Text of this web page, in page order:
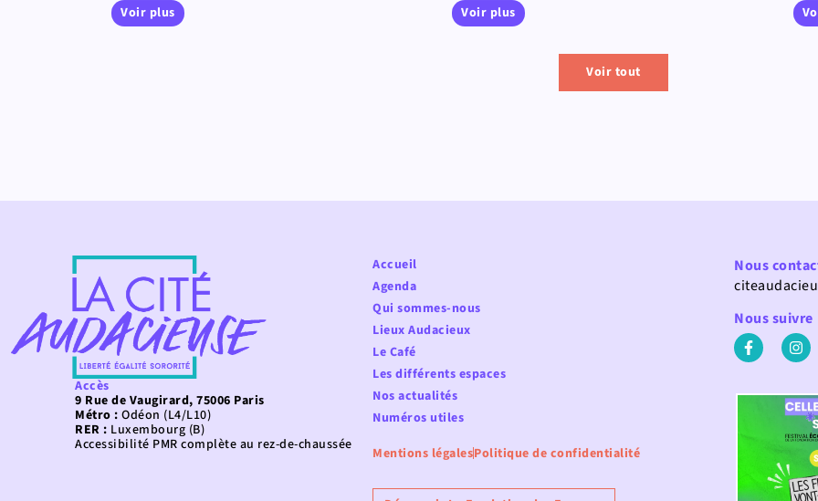
Voir plus
Voir plus
Voir tout
Accès
9 Rue de Vaugirard, 75006 Paris
Métro : Odéon (L4/L10)
RER : Luxembourg (B)
Accessibilité PMR complète au rez-de-chaussée
Accueil
Agenda
Qui sommes-nous
Lieux Audacieux
Le Café
Les différents espaces
Nos actualités
Numéros utiles
Mentions légalesPolitique de confidentialité
Nous
Nous suivre